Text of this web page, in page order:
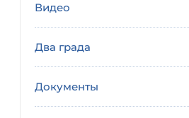
Видео
Два града
Документы